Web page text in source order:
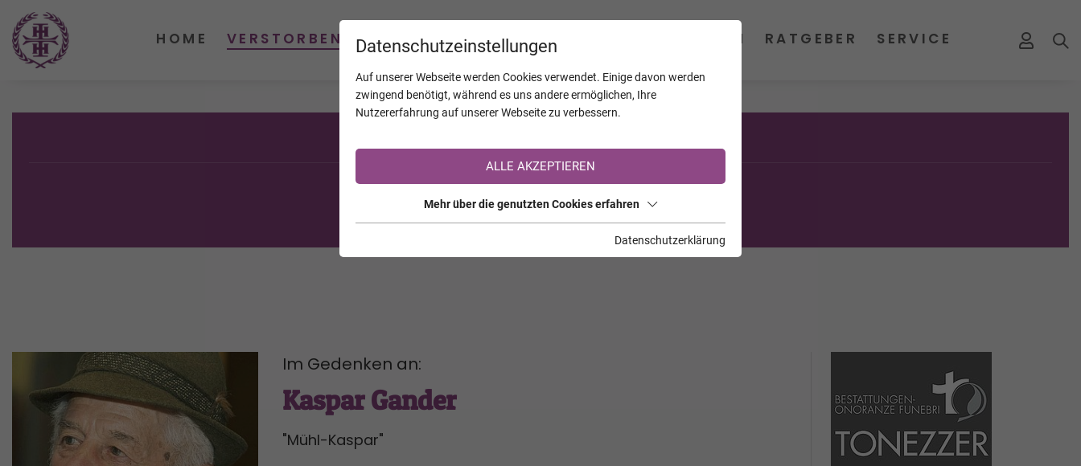
Sie sind noch nicht auf TrauerHilfe.it registriert?
>> zur kostenlosen Registrierung <<
Im Gedenken an:
Kaspar Gander
"Mühl-Kaspar"
Datenschutzeinstellungen
Auf unserer Webseite werden Cookies verwendet. Einige davon werden
zwingend benötigt, während es uns andere ermöglichen, Ihre
Nutzererfahrung auf unserer Webseite zu verbessern.
ALLE AKZEPTIEREN
Mehr über die genutzten Cookies erfahren
Datenschutzerklärung
HOME VERSTORBENE KALENDER JAHRESTAGE UNTERNEHMEN RATGEBER SERVICE